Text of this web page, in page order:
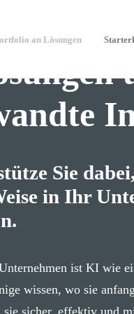
an Lösungen
Sie
in Ihr
ist KI wie
wissen, wo sie
sie sicher, effektiv und